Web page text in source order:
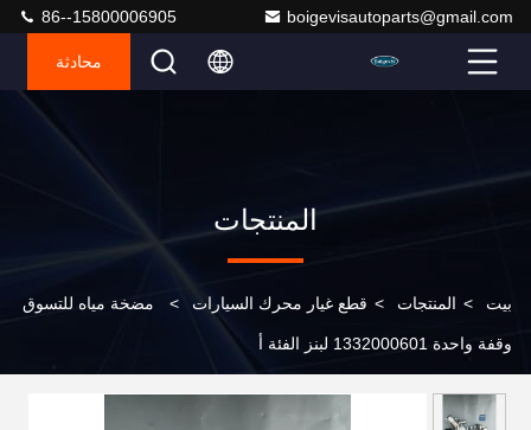
boigevisautoparts@gmail.com
86--15800006905
محادثة
المنتجات
بيت > المنتجات > قطع غيار محرك السيارات > مضخة مياه للتسوق
وقفة واحدة 1332000601 لبنز الفئة أ